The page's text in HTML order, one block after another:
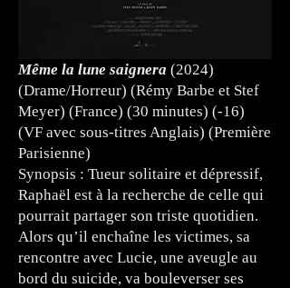
Même la lune saignera (2024)
(Drame/Horreur) (Rémy Barbe et Stef
Meyer) (France) (30 minutes) (-16)
(VF avec sous-titres Anglais) (Première
Parisienne)
Synopsis : Tueur solitaire et dépressif,
Raphaël est à la recherche de celle qui
pourrait partager son triste quotidien.
Alors qu’il enchaîne les victimes, sa
rencontre avec Lucie, une aveugle au
bord du suicide, va bouleverser ses